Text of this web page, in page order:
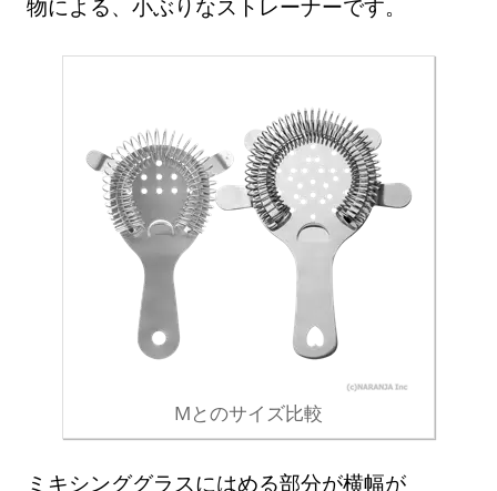
物による、小ぶりなストレーナーです。
Mとのサイズ比較
ミキシンググラスにはめる部分が横幅が